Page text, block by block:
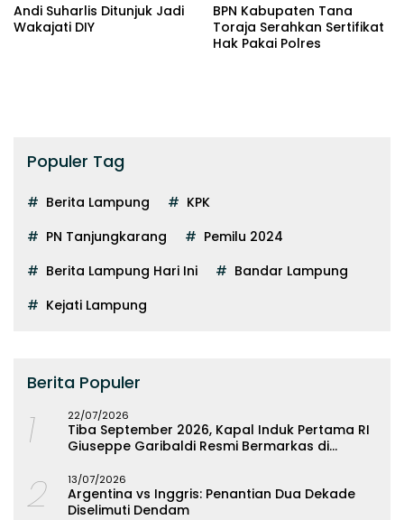
Andi Suharlis Ditunjuk Jadi
Wakajati DIY
BPN Kabupaten Tana
Toraja Serahkan Sertifikat
Hak Pakai Polres
Populer Tag
Berita Lampung
KPK
PN Tanjungkarang
Pemilu 2024
Berita Lampung Hari Ini
Bandar Lampung
Kejati Lampung
Berita Populer
1 22/07/2026
Tiba September 2026, Kapal Induk Pertama RI
Giuseppe Garibaldi Resmi Bermarkas di
2 13/07/2026
Argentina vs Inggris: Penantian Dua Dekade
Diselimuti Dendam